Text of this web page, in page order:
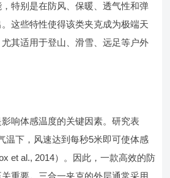
特别是在防风、保暖、透气性和弹
这些特性使得该类夹克成为极端天
其适用于登山、滑雪、远足等户外
响体感温度的关键因素。研究表
温下，风速达到每秒5米即可使体感
et al., 2014）。因此，一款高效的防
重要。三合一夹克的外层通常采用